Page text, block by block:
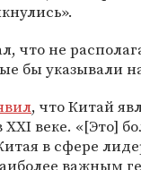
что не
бы указывали
, что Китай
веке. «[Это]
в сфере
важным